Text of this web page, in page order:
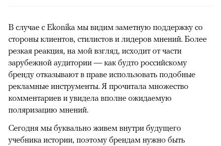
В случае с Ekonika мы видим заметную поддержку со
стороны клиентов, стилистов и лидеров мнений. Более
резкая реакция, на мой взгляд, исходит от части
зарубежной аудитории — как будто российскому
бренду отказывают в праве использовать подобные
рекламные инструменты. Я прочитала множество
комментариев и увидела вполне ожидаемую
поляризацию мнений.
Сегодня мы буквально живем внутри будущего
учебника истории, поэтому брендам нужно быть